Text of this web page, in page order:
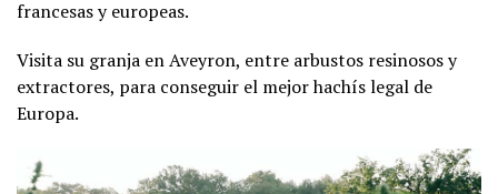
francesas y europeas.
Visita su granja en Aveyron, entre arbustos resinosos y
extractores, para conseguir el mejor hachís legal de
Europa.